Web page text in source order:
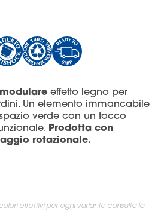
effetto legno per
Un elemento immancabile
verde con un tocco
Prodotta con
rotazionale.
effettivi per ogni variante consulta la